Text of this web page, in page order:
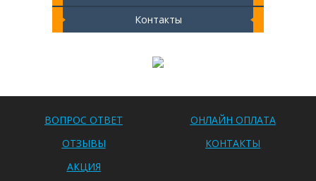
Контакты
ВОПРОС ОТВЕТ
ОНЛАЙН ОПЛАТА
ОТЗЫВЫ
КОНТАКТЫ
АКЦИЯ